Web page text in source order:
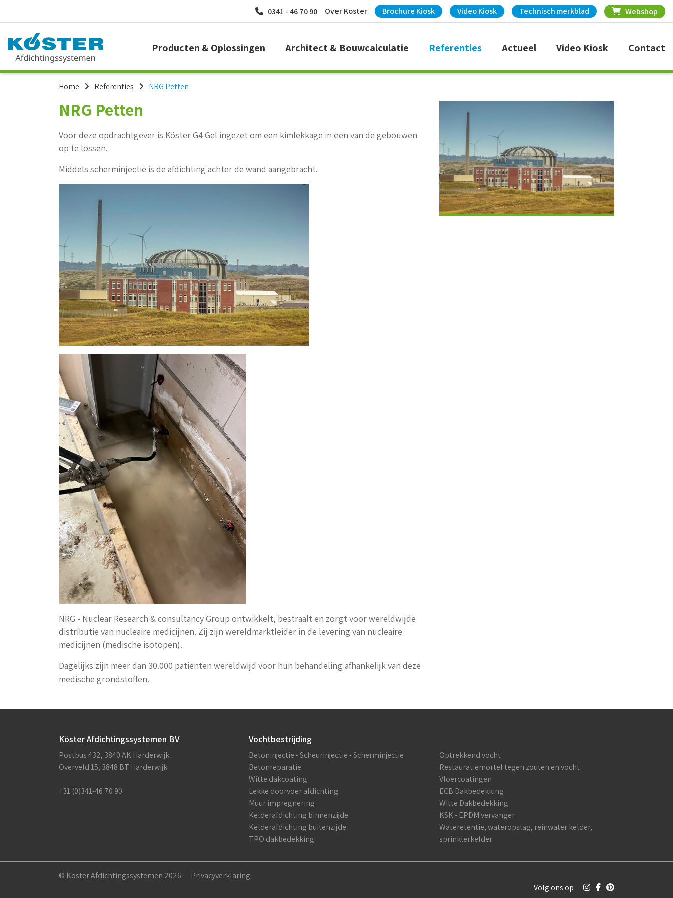
0341 - 46 70 90 Over Koster Brochure Kiosk Video Kiosk Technisch merkblad Webshop
Producten & Oplossingen Architect & Bouwcalculatie Referenties Actueel Video Kiosk Contact
Home Referenties NRG Petten
NRG Petten
Voor deze opdrachtgever is Köster G4 Gel ingezet om een kimlekkage in een van de gebouwen
op te lossen.
Middels scherminjectie is de afdichting achter de wand aangebracht.
NRG - Nuclear Research & consultancy Group ontwikkelt, bestraalt en zorgt voor wereldwijde
distributie van nucleaire medicijnen. Zij zijn wereldmarktleider in de levering van nucleaire
medicijnen (medische isotopen).
Dagelijks zijn meer dan 30.000 patiënten wereldwijd voor hun behandeling afhankelijk van deze
medische grondstoffen.
Köster Afdichtingssystemen BV
Postbus 432, 3840 AK Harderwijk
Overveld 15, 3848 BT Harderwijk
+31 (0)341-46 70 90
Vochtbestrijding
Betoninjectie - Scheurinjectie - Scherminjectie
Betonreparatie
Witte dakcoating
Lekke doorvoer afdichting
Muur impregnering
Kelderafdichting binnenzijde
Kelderafdichting buitenzijde
TPO dakbedekking
Optrekkend vocht
Restauratiemortel tegen zouten en vocht
Vloercoatingen
ECB Dakbedekking
Witte Dakbedekking
KSK - EPDM vervanger
Wateretentie, wateropslag, reinwater kelder,
sprinklerkelder
© Koster Afdichtingssystemen 2026
Privacyverklaring
Volg ons op